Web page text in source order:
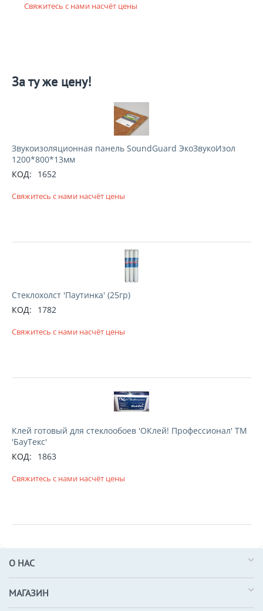
Свяжитесь с нами насчёт цены
За ту же цену!
Звукоизоляционная панель SoundGuard ЭкоЗвукоИзол
1200*800*13мм
КОД:
1652
Свяжитесь с нами насчёт цены
Стеклохолст 'Паутинка' (25гр)
КОД:
1782
Свяжитесь с нами насчёт цены
Клей готовый для стеклообоев 'ОКлей! Профессионал' ТМ
'БауТекс'
КОД:
1863
Свяжитесь с нами насчёт цены
О НАС
МАГАЗИН